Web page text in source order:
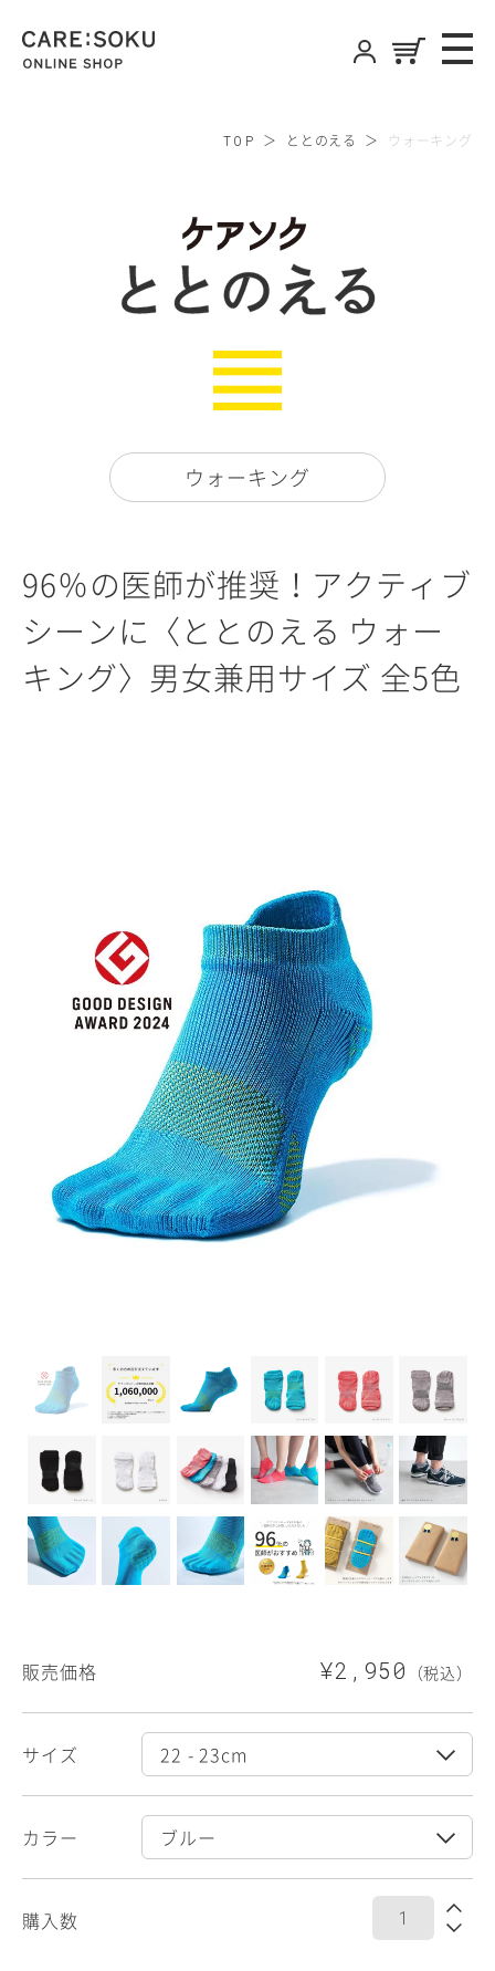
TOP ととのえる ウォーキング
ウォーキング
96％の医師が推奨！アクティブ
シーンに〈ととのえる ウォー
キング〉男女兼用サイズ 全5色
販売価格 ¥2,950 （税込）
サイズ
カラー
購入数